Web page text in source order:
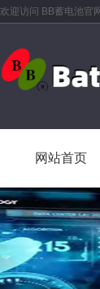
欢迎访问 BB蓄电池官
网站首页